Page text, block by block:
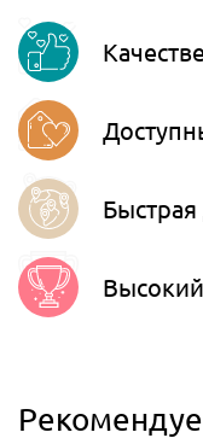
Быстрая